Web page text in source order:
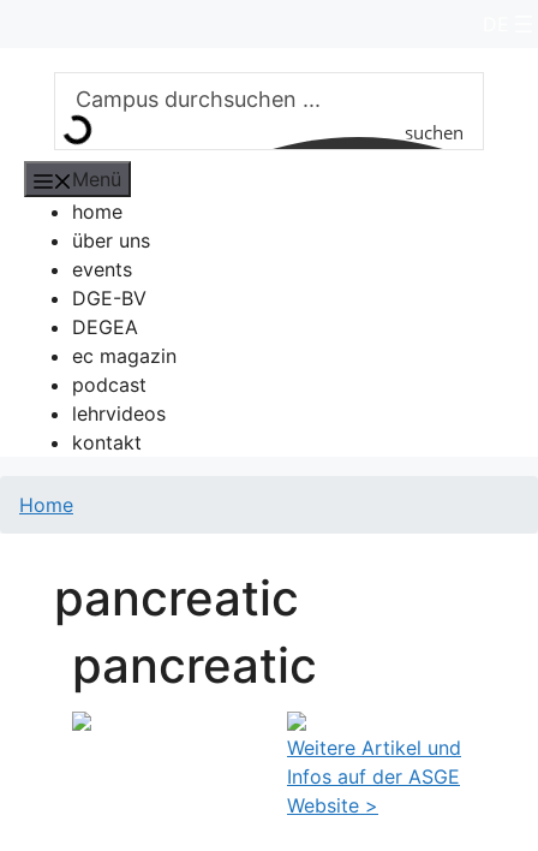
springen
suchen
Menü
home
über uns
events
DGE-BV
DEGEA
ec magazin
podcast
lehrvideos
kontakt
Home
pancreatic
pancreatic
Weitere Artikel und
Infos auf der ASGE
Website >